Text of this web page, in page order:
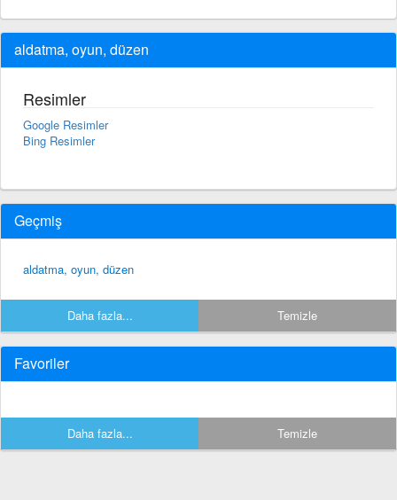
aldatma, oyun, düzen
Resimler
Google Resimler
Bing Resimler
Geçmiş
aldatma, oyun, düzen
Daha fazla... Temizle
Favoriler
Daha fazla... Temizle